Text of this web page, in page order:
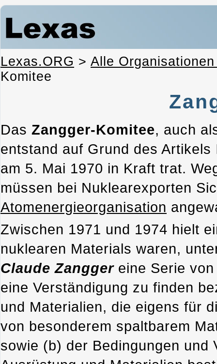
Lexas.ORG > Alle
Komitee
Das Zangger-Komitee, auch
entstand auf Grund des
am 5. Mai 1970 in Kraft trat.
müssen bei Nuklearexporten
Atomenergieorganisation
Zwischen 1971 und 1974 hielt
nuklearen Materials waren,
Claude Zanggereine Serie von
eine Verständigung zu finden
und Materialien, die eigens für
von besonderem spaltbarem
sowie (b) der Bedingungen